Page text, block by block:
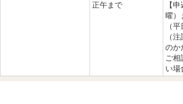
正午まで
【
曜）
（
（
のか
ご相
い場